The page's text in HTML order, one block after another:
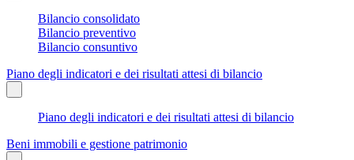
Bilancio consolidato
Bilancio preventivo
Bilancio consuntivo
Piano degli indicatori e dei risultati attesi di bilancio
Piano degli indicatori e dei risultati attesi di bilancio
Beni immobili e gestione patrimonio